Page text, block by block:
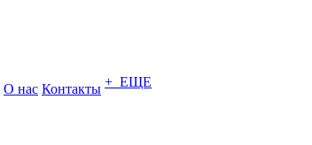
О нас Контакты + ЕЩЕ